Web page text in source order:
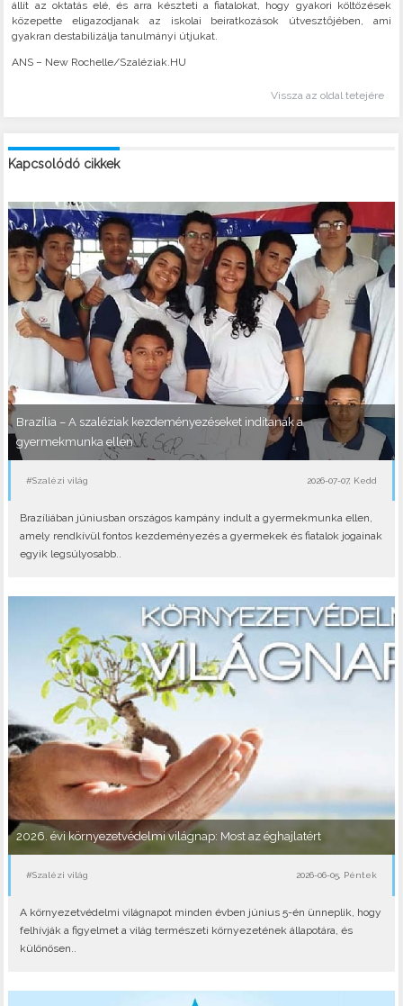
állít az oktatás elé, és arra készteti a fiatalokat, hogy gyakori költözések
közepette eligazodjanak az iskolai beiratkozások útvesztőjében, ami
gyakran destabilizálja tanulmányi útjukat.
ANS – New Rochelle/Szaléziak.HU
Vissza az oldal tetejére
Kapcsolódó cikkek
Brazília – A szaléziak kezdeményezéseket indítanak a
gyermekmunka ellen
#Szalézi világ 2026-07-07, Kedd
Brazíliában júniusban országos kampány indult a gyermekmunka ellen,
amely rendkívül fontos kezdeményezés a gyermekek és fiatalok jogainak
egyik legsúlyosabb..
2026. évi környezetvédelmi világnap: Most az éghajlatért
#Szalézi világ 2026-06-05, Péntek
A környezetvédelmi világnapot minden évben június 5-én ünneplik, hogy
felhívják a figyelmet a világ természeti környezetének állapotára, és
különösen..